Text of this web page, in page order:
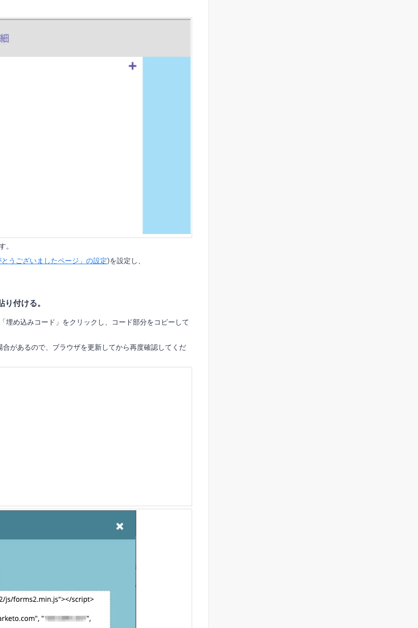
。
とうございましたページ」の設定)を設定し、
付ける。
埋め込みコード」をクリックし、コード部分をコピーして
があるので、ブラウザを更新してから再度確認してくだ